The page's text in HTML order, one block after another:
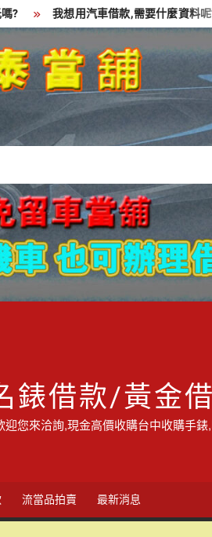
我想用汽車借款,需要什麼資料呢?
錶借款/黃金
您來洽詢,現金高價收購台中收購手
流當品拍賣 最新消息